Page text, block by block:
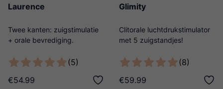
Laurence
Twee kanten: zuigstimulatie
+ orale bevrediging.
(5)
€54.99
Glimity
Clitorale luchtdrukstimulator
met 5 zuigstandjes!
(8)
€59.99